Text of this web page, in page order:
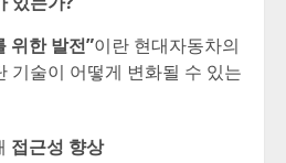
위한 발전”이란 현대자동차의
기술이 어떻게 변화될 수 있는
접근성 향상